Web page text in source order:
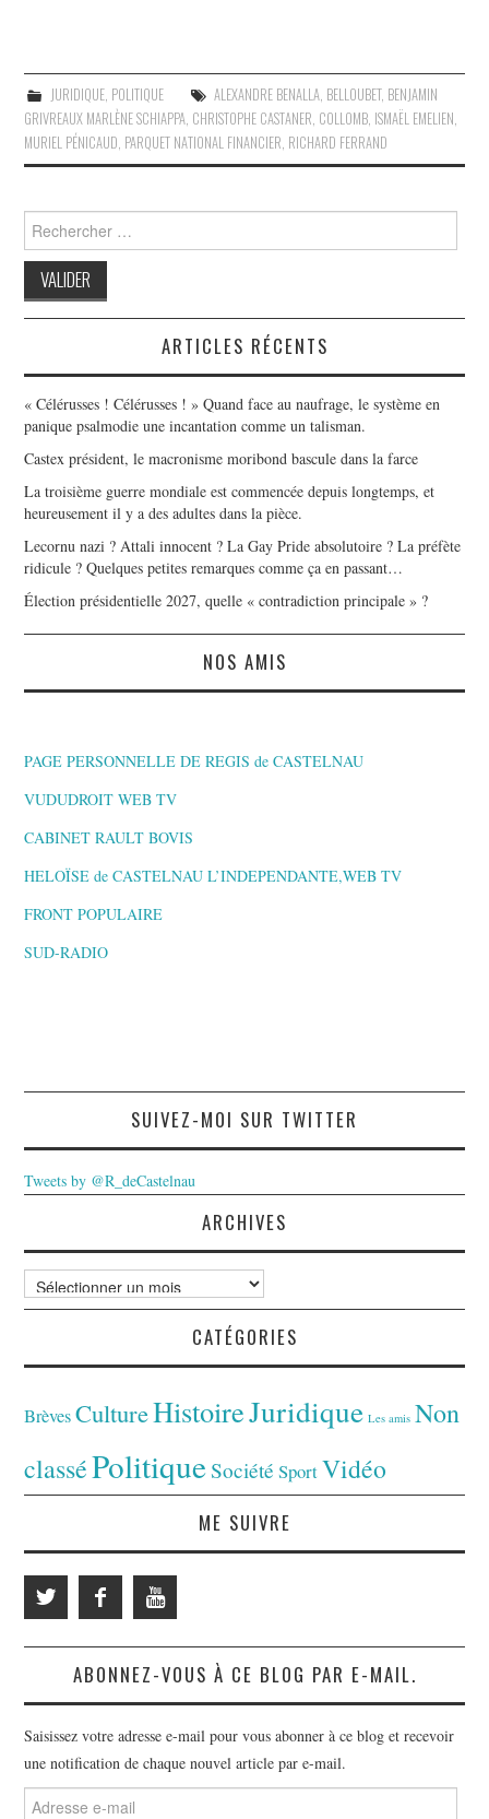
JURIDIQUE, POLITIQUE ALEXANDRE BENALLA, BELLOUBET, BENJAMIN
GRIVREAUX MARLÈNE SCHIAPPA, CHRISTOPHE CASTANER, COLLOMB, ISMAËL EMELIEN,
MURIEL PÉNICAUD, PARQUET NATIONAL FINANCIER, RICHARD FERRAND
Search
for:
ARTICLES RÉCENTS
« Célérusses ! Célérusses ! » Quand face au naufrage, le système en
panique psalmodie une incantation comme un talisman.
Castex président, le macronisme moribond bascule dans la farce
La troisième guerre mondiale est commencée depuis longtemps, et
heureusement il y a des adultes dans la pièce.
Lecornu nazi ? Attali innocent ? La Gay Pride absolutoire ? La préfète
ridicule ? Quelques petites remarques comme ça en passant…
Élection présidentielle 2027, quelle « contradiction principale » ?
NOS AMIS
PAGE PERSONNELLE DE REGIS de CASTELNAU
VUDUDROIT WEB TV
CABINET RAULT BOVIS
HELOÏSE de CASTELNAU L’INDEPENDANTE,WEB TV
FRONT POPULAIRE
SUD-RADIO
SUIVEZ-MOI SUR TWITTER
Tweets by @R_deCastelnau
ARCHIVES
Archives
CATÉGORIES
Brèves CultureHistoireJuridique Les amis Non
classéPolitiqueSociété SportVidéo
ME SUIVRE
ABONNEZ-VOUS À CE BLOG PAR E-MAIL.
Saisissez votre adresse e-mail pour vous abonner à ce blog et recevoir
une notification de chaque nouvel article par e-mail.
Adresse